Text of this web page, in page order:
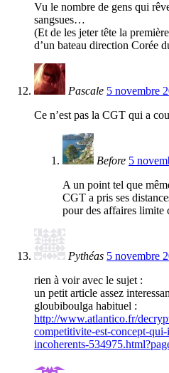
Vu le nombre de gens qui
sangsues…
(Et de les jeter tête la
d’un bateau direction Corée
Pascale 5 novembre
Ce n’est pas la CGT qui a
Before 5
A un point tel que
CGT a pris ses
pour des affaires
Pythéas 5 novembre
rien à voir avec le sujet :
un petit article assez
gloubiboulga habituel :
http://www.atlantico.fr/
competitivite-est-concept-
incoherents-